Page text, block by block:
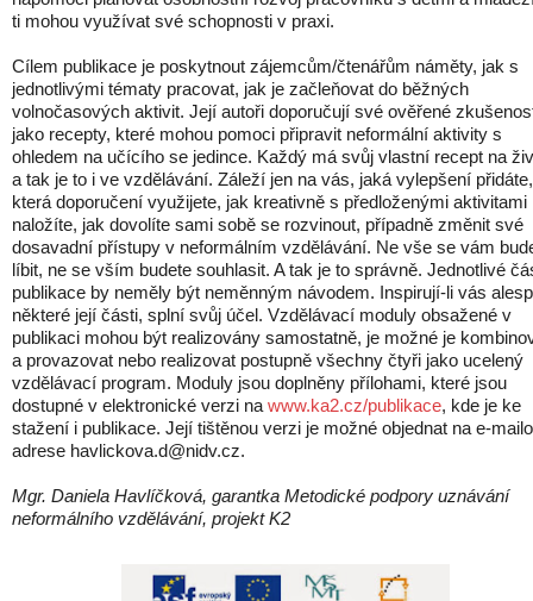
ti mohou využívat své schopnosti v praxi.
Cílem publikace je poskytnout zájemcům/čtenářům náměty, jak s
jednotlivými tématy pracovat, jak je začleňovat do běžných
volnočasových aktivit. Její autoři doporučují své ověřené
jako recepty, které mohou pomoci připravit neformální aktivity s
ohledem na učícího se jedince. Každý má svůj vlastní recept na
a tak je to i ve vzdělávání. Záleží jen na vás, jaká vylepšení přidáte,
která doporučení využijete, jak kreativně s předloženými aktivitami
naložíte, jak dovolíte sami sobě se rozvinout, případně změnit své
dosavadní přístupy v neformálním vzdělávání. Ne vše se vám
líbit, ne se vším budete souhlasit. A tak je to správně. Jednotlivé
publikace by neměly být neměnným návodem. Inspirují-li vás
některé její části, splní svůj účel. Vzdělávací moduly obsažené v
publikaci mohou být realizovány samostatně, je možné je
a provazovat nebo realizovat postupně všechny čtyři jako ucelený
vzdělávací program. Moduly jsou doplněny přílohami, které jsou
dostupné v elektronické verzi na www.ka2.cz/publikace, kde je ke
stažení i publikace. Její tištěnou verzi je možné objednat na e-
adrese havlickova.d@nidv.cz.
Mgr. Daniela Havlíčková, garantka Metodické podpory uznávání
neformálního vzdělávání, projekt K2